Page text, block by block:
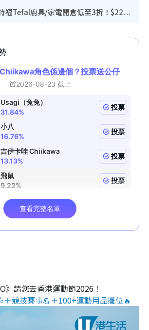
廚具開倉｜特福Tefal廚具/家電開倉低至3折！$220起買平底鍋/炒鑊/湯煲！電飯煲/吸塵機/燙斗$418起
》請您去香港運動節2026！
＋競技賽事💪＋100+運動用品攤位🔥